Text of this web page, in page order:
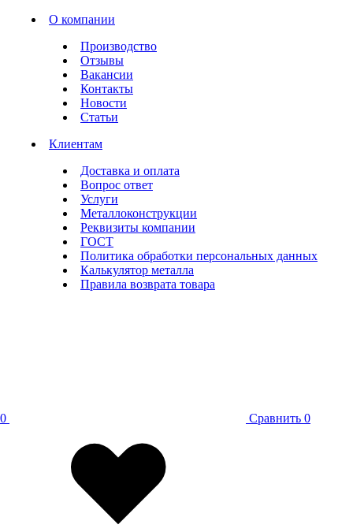
О компании
Производство
Отзывы
Вакансии
Контакты
Новости
Статьи
Клиентам
Доставка и оплата
Вопрос ответ
Услуги
Металлоконструкции
Реквизиты компании
ГОСТ
Политика обработки персональных данных
Калькулятор металла
Правила возврата товара
0 Сравнить 0